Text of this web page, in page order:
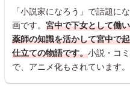
「小説家になろう」で話題に
画です。 宮中で下女として働
薬師の知識を活かして宮中で
仕立ての物語です。小説・コ
で、アニメ化もされています。